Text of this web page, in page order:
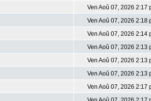
Ven Aoû 07, 2026 2:17
Ven Aoû 07, 2026 2:18
Ven Aoû 07, 2026 2:14
Ven Aoû 07, 2026 2:13
Ven Aoû 07, 2026 2:13
Ven Aoû 07, 2026 2:13
Ven Aoû 07, 2026 2:17